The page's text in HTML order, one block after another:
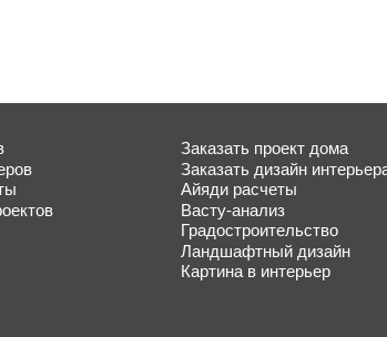
Заказать проект дома
Заказать дизайн
Айяди расчеты
Васту-анализ
Градостроительство
Ландшафтный дизайн
Картина в интерьер